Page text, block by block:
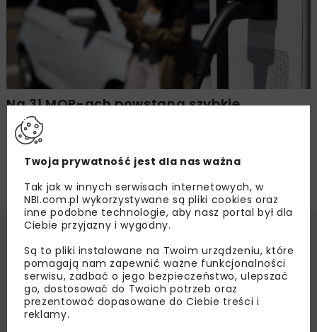
Na 31 MOP-ach powstaną szybkie
ładowarki
Twoja prywatność jest dla nas ważna
Tak jak w innych serwisach internetowych, w
NBI.com.pl wykorzystywane są pliki cookies oraz
inne podobne technologie, aby nasz portal był dla
Ciebie przyjazny i wygodny.
Są to pliki instalowane na Twoim urządzeniu, które
pomagają nam zapewnić ważne funkcjonalności
serwisu, zadbać o jego bezpieczeństwo, ulepszać
go, dostosować do Twoich potrzeb oraz
prezentować dopasowane do Ciebie treści i
reklamy.